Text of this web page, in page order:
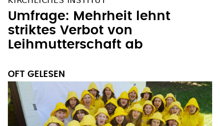
Umfrage: Mehrheit lehnt
striktes Verbot von
Leihmutterschaft ab